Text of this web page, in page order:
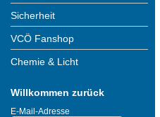
Sicherheit
VCÖ Fanshop
Chemie & Licht
Willkommen zurück
E-Mail-Adresse